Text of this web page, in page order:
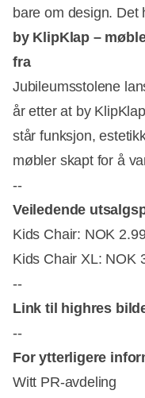
bare om design. Det
by KlipKlap –
fra
Jubileumsstolene
år etter at by
står funksjon,
møbler skapt for å
--
Veiledende
Kids Chair: NOK
Kids Chair XL: NOK
--
Link til highres
--
For ytterligere
Witt PR-avdeling